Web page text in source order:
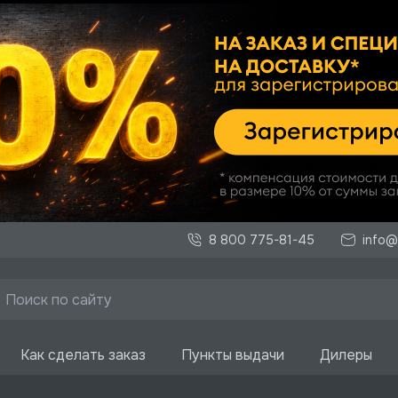
8 800 775-81-45
Как сделать заказ Пункты выдачи Дилеры